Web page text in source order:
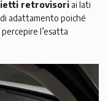
retrovisori ai lati
adattamento poiché
l’esatta